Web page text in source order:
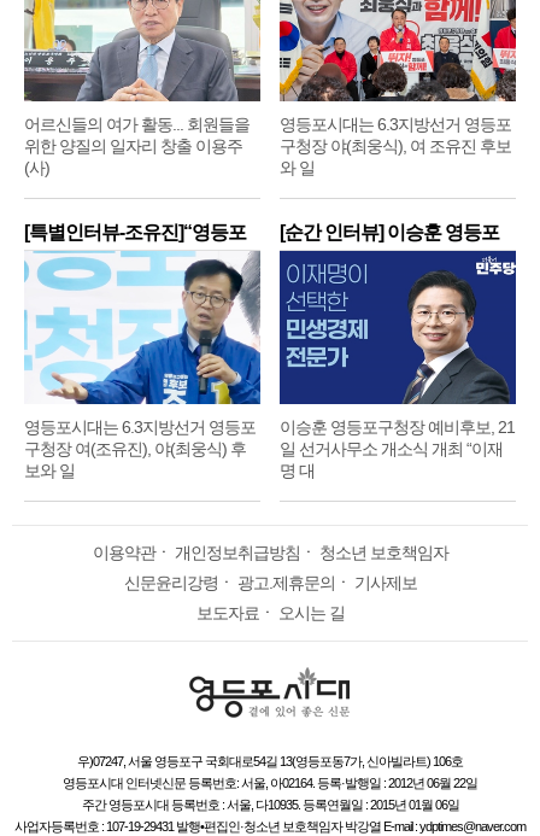
어르신들의 여가 활동... 회원들을
위한 양질의 일자리 창출 이용주
(사)
영등포시대는 6.3지방선거 영등포
구청장 야(최웅식), 여 조유진 후보
와 일
[특별인터뷰-조유진]“영등포
구
영등포시대는 6.3지방선거 영등포
구청장 여(조유진), 야(최웅식) 후
보와 일
[순간 인터뷰] 이승훈 영등포
구
이승훈 영등포구청장 예비후보, 21
일 선거사무소 개소식 개최 “이재
명 대
이용약관ㆍ 개인정보취급방침 ㆍ 청소년 보호책임자
신문윤리강령 ㆍ 광고.제휴문의 ㆍ 기사제보
보도자료ㆍ 오시는 길
우)07247, 서울 영등포구 국회대로54길 13(영등포동7가, 신아빌라트) 106호
영등포시대 인터넷신문 등록번호: 서울, 아02164. 등록·발행일 : 2012년 06월 22일
주간 영등포시대 등록번호 : 서울, 다10935. 등록연월일 : 2015년 01월 06일
사업자등록번호 : 107-19-29431 발행•편집인·청소년 보호책임자 박강열 E-mail : ydptimes@naver.com